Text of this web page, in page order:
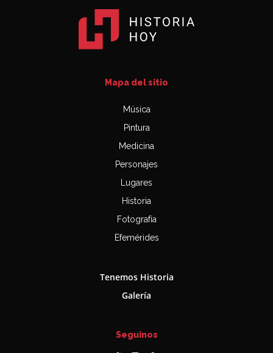
Mapa del sitio
Música
Pintura
Medicina
Personajes
Lugares
Historia
Fotografía
Efemérides
Tenemos Historia
Galería
Seguinos